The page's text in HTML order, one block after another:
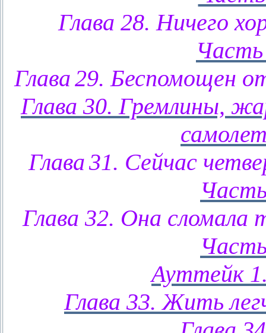
Глава 28. Ничего
Глава29. Беспомощен
Глава 30. Гремлины,
Глава31. Сейчас
Глава 32. Она сломала
Ауттейк
Глава 33. Жить